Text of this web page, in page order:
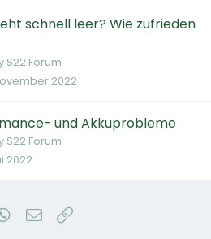
schnell leer? Wie zufrieden
S22 Forum
2022
und Akkuprobleme
S22 Forum
2022
WhatsApp
E-Mail